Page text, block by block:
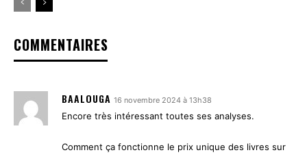
COMMENTAIRES
BAALOUGA 16 novembre 2024 à 13h38
Encore très intéressant toutes ses analyses.
Comment ça fonctionne le prix unique des livres sur